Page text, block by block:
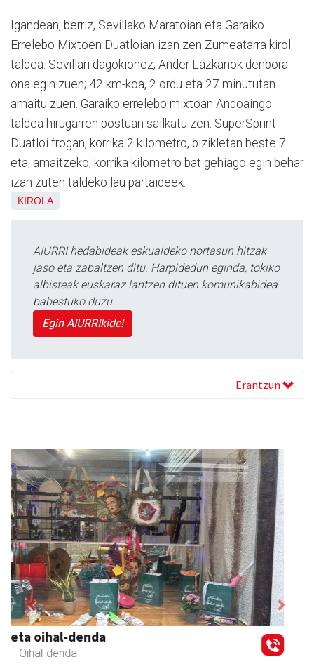
Igandean, berriz, Sevillako Maratoian eta Garaiko
Errelebo Mixtoen Duatloian izan zen Zumeatarra kirol
taldea. Sevillari dagokionez, Ander Lazkanok denbora
ona egin zuen; 42 km-koa, 2 ordu eta 27 minututan
amaitu zuen. Garaiko errelebo mixtoan Andoaingo
taldea hirugarren postuan sailkatu zen. SuperSprint
Duatloi frogan, korrika 2 kilometro, bizikletan beste 7
eta, amaitzeko, korrika kilometro bat gehiago egin behar
izan zuten taldeko lau partaideek.
KIROLA
AIURRI hedabideak eskualdeko nortasun hitzak
jaso eta zabaltzen ditu. Harpidedun eginda, tokiko
albisteak euskaraz lantzen dituen komunikabidea
babestuko duzu.
Egin AIURRIkide!
Erantzun
Fleming Herri Eskola
Amasa-Villabona
Previous Next